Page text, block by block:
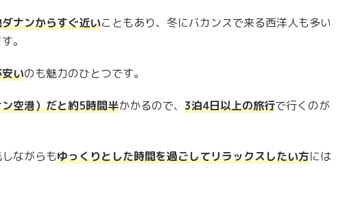
ナンからすぐ近いこともあり、冬にバカンスで来る西洋人も多い
。
いのも魅力のひとつです。
空港）だと約5時間半かかるので、 3泊4日以上の旅行で行くのが
ながらもゆっくりとした時間を過ごしてリラックスしたい方には